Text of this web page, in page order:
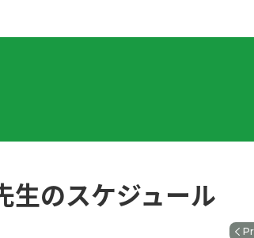
强自己、多注意休息、或者找些让自己开
病长寿”所说、你很注意健康、所以我认为
受损、其他神经回路似乎也能弥补这一功
始学做饭真为您感到高兴。 希望她以后能
心！如果还有机会的话，我还想预约您的课
りがとうございました。 今日はお互いが
生のスケジュール